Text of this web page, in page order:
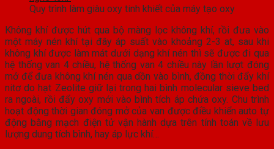
Quy trình làm giàu oxy tinh khiết của máy tạo oxy
Không khí được hút qua bộ màng lọc không khí, rồi đưa vào
một máy nén khí tại đây áp suất vào khoảng 2-3 at, sau khi
không khí được làm mát dưới dạng khí nén thì sẽ được đi qua
hệ thống van 4 chiều, hệ thống van 4 chiều này lần lượt đóng
mở để đưa không khí nén qua dồn vào bình, đồng thời đẩy khí
nitơ do hạt Zeolite giữ lại trong hai bình molecular sieve bed
ra ngoài, rồi đẩy oxy mới vào bình tích áp chứa oxy. Chu trình
hoạt động thời gian đóng mở của van được điều khiển auto tự
động bằng mạch điện tử vận hành dựa trên tính toán về lưu
lượng dung tích bình, hay áp lực khí…